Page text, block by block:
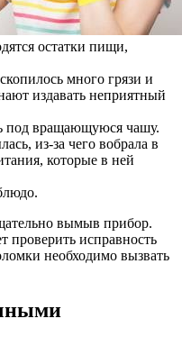
остатки пищи,
много грязи и
издавать неприятный
под вращающуюся чашу.
из-за чего вобрала в
которые в ней
вымыв прибор.
проверить исправность
необходимо вызвать